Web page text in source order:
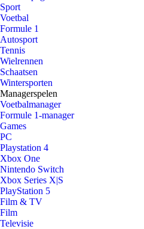
Sport
Voetbal
Formule 1
Autosport
Tennis
Wielrennen
Schaatsen
Wintersporten
Managerspelen
Voetbalmanager
Formule 1-manager
Games
PC
Playstation 4
Xbox One
Nintendo Switch
Xbox Series X|S
PlayStation 5
Film & TV
Film
Televisie